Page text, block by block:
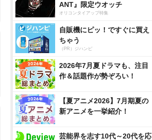
ANT』限定ウオッチ
オリコンタイアップ特集
自販機にピッ！ですぐに買え
ちゃう
（PR）ジハンピ
2026年7月夏ドラマも、注目
作＆話題作が勢ぞろい！
【夏アニメ2026】7月期夏の
新アニメを一挙紹介！
芸能界を志す10代～20代を応